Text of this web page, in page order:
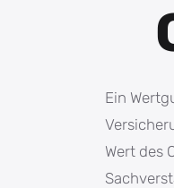
Ein
Wert des